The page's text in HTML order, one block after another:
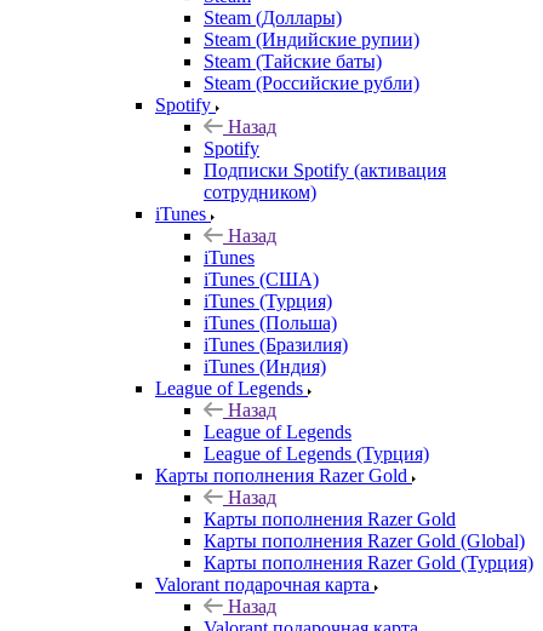
Steam (Доллары)
Steam (Индийские рупии)
Steam (Тайские баты)
Steam (Российские рубли)
Spotify
Назад
Spotify
Подписки Spotify (активация
сотрудником)
iTunes
Назад
iTunes
iTunes (США)
iTunes (Турция)
iTunes (Польша)
iTunes (Бразилия)
iTunes (Индия)
League of Legends
Назад
League of Legends
League of Legends (Турция)
Карты пополнения Razer Gold
Назад
Карты пополнения Razer Gold
Карты пополнения Razer Gold (Global)
Карты пополнения Razer Gold (Турция)
Valorant подарочная карта
Назад